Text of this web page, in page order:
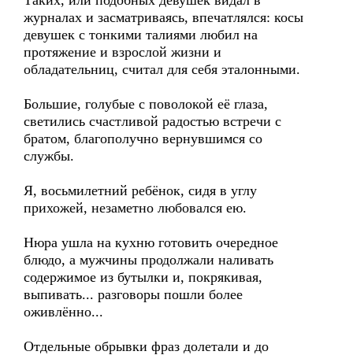
журналах и засматриваясь, впечатлялся: косы
девушек с тонкими талиями любил на
протяжение и взрослой жизни и
обладательниц, считал для себя эталонными.
Большие, голубые с поволокой её глаза,
светились счастливой радостью встречи с
братом, благополучно вернувшимся со
службы.
Я, восьмилетний ребёнок, сидя в углу
прихожей, незаметно любовался ею.
Нюра ушла на кухню готовить очередное
блюдо, а мужчины продолжали наливать
содержимое из бутылки и, покрякивая,
выпивать... разговоры пошли более
оживлённо...
Отдельные обрывки фраз долетали и до